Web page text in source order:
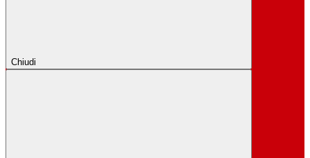
Chiudi